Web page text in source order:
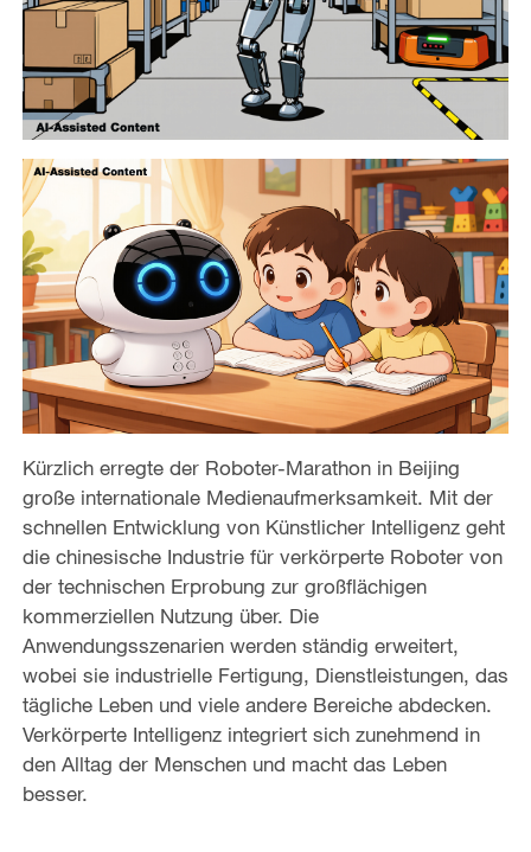
Kürzlich erregte der Roboter-Marathon in Beijing
große internationale Medienaufmerksamkeit. Mit der
schnellen Entwicklung von Künstlicher Intelligenz geht
die chinesische Industrie für verkörperte Roboter von
der technischen Erprobung zur großflächigen
kommerziellen Nutzung über. Die
Anwendungsszenarien werden ständig erweitert,
wobei sie industrielle Fertigung, Dienstleistungen, das
tägliche Leben und viele andere Bereiche abdecken.
Verkörperte Intelligenz integriert sich zunehmend in
den Alltag der Menschen und macht das Leben
besser.